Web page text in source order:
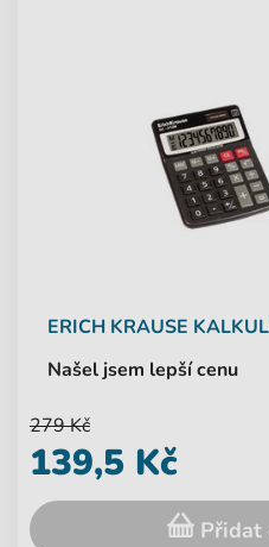
ERICH KRAUSE
Našel jsem lepší cenu
279 Kč
139,5 Kč
Přidat